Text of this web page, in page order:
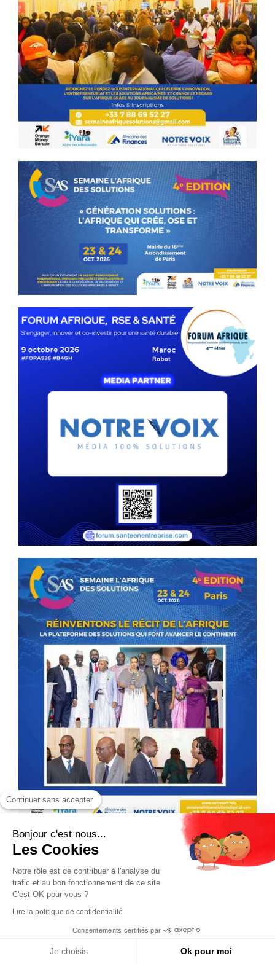
Continuer sans accepter
Bonjour c'est nous...
Les Cookies
Notre rôle est de contribuer à l'analyse du
trafic et au bon fonctionnement de ce site.
C'est OK pour vous ?
Lire la politique de confidentialité
Consentements certifiés par
Je choisis Ok pour moi